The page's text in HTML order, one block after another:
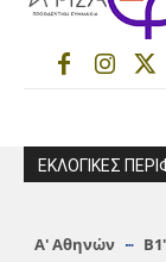
ΕΚΛΟΓΙΚΕΣ
Α′ Αθηνών